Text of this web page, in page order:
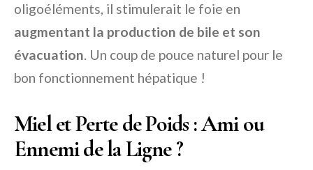
oligoéléments, il stimulerait le foie en
augmentant la production de bile et son
évacuation. Un coup de pouce naturel pour le
bon fonctionnement hépatique !
Miel et Perte de Poids : Ami ou
Ennemi de la Ligne ?